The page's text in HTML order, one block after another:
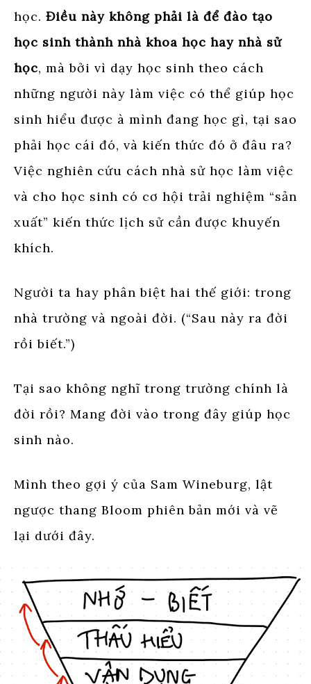
học. Điều này không phải là để đào tạo
học sinh thành nhà khoa học hay nhà sử
học, mà bởi vì dạy học sinh theo cách
những người này làm việc có thể giúp học
sinh hiểu được à mình đang học gì, tại sao
phải học cái đó, và kiến thức đó ở đâu ra?
Việc nghiên cứu cách nhà sử học làm việc
và cho học sinh có cơ hội trải nghiệm “sản
xuất” kiến thức lịch sử cần được khuyến
khích.
Người ta hay phân biệt hai thế giới: trong
nhà trường và ngoài đời. (“Sau này ra đời
rồi biết.”)
Tại sao không nghĩ trong trường chính là
đời rồi? Mang đời vào trong đây giúp học
sinh nào.
Mình theo gợi ý của Sam Wineburg, lật
ngược thang Bloom phiên bản mới và vẽ
lại dưới đây.